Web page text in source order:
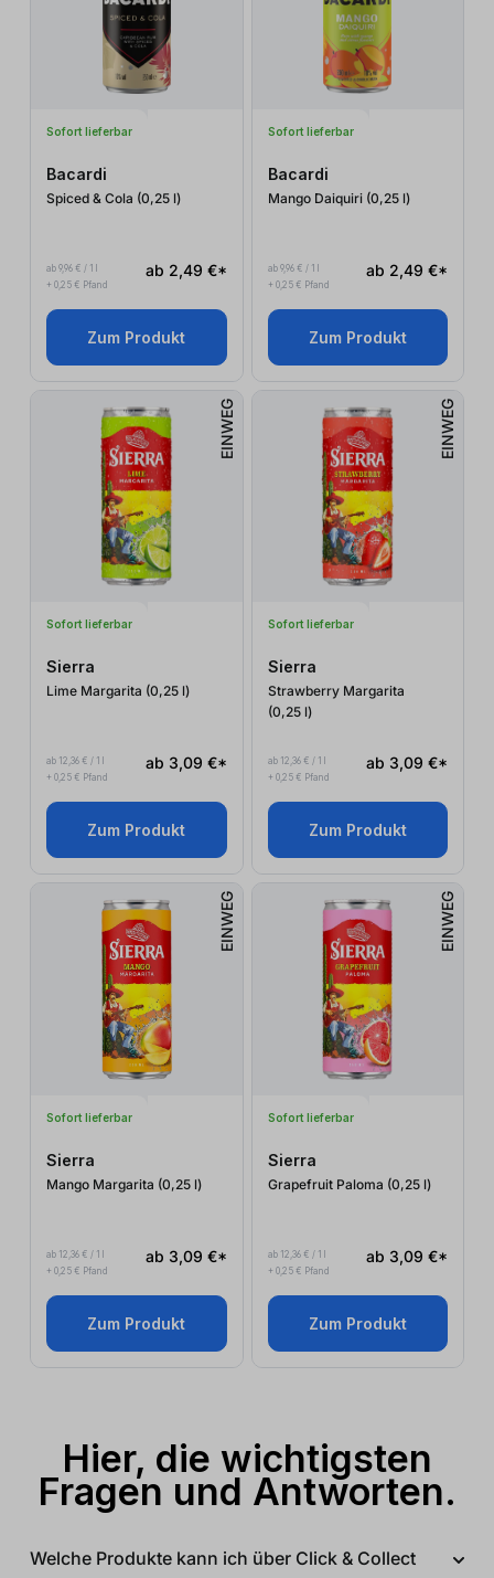
Sofort lieferbar
Bacardi
Spiced & Cola (0,25 l)
ab 9,96 € / 1 l
+ 0,25 € Pfand
ab 2,49 €*
Zum Produkt
Sofort lieferbar
Bacardi
Mango Daiquiri (0,25 l)
ab 9,96 € / 1 l
+ 0,25 € Pfand
ab 2,49 €*
Zum Produkt
EINWEG
Sofort lieferbar
Sierra
Lime Margarita (0,25 l)
ab 12,36 € / 1 l
+ 0,25 € Pfand
ab 3,09 €*
Zum Produkt
EINWEG
Sofort lieferbar
Sierra
Strawberry Margarita
(0,25 l)
ab 12,36 € / 1 l
+ 0,25 € Pfand
ab 3,09 €*
Zum Produkt
EINWEG
Sofort lieferbar
Sierra
Mango Margarita (0,25 l)
ab 12,36 € / 1 l
+ 0,25 € Pfand
ab 3,09 €*
Zum Produkt
EINWEG
Sofort lieferbar
Sierra
Grapefruit Paloma (0,25 l)
ab 12,36 € / 1 l
+ 0,25 € Pfand
ab 3,09 €*
Zum Produkt
Hier, die wichtigsten
Fragen und Antworten.
Welche Produkte kann ich über Click & Collect